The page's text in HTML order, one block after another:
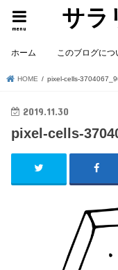
サラ
menu
ホーム このブログにつ
HOME pixel-cells-
2019.11.30
pixel-cells-